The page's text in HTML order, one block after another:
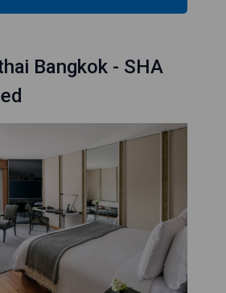
Bangkok - SHA